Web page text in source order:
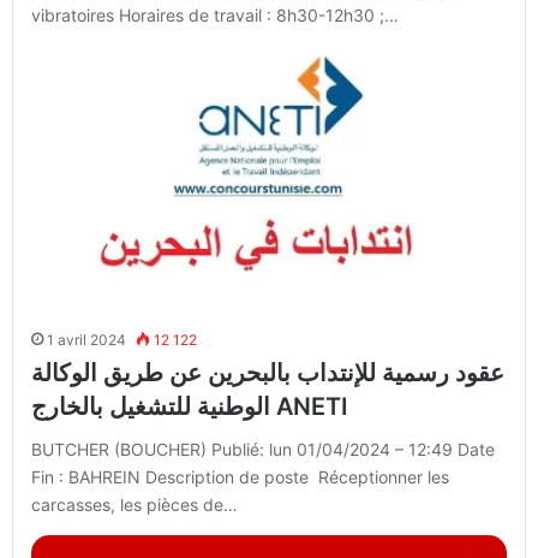
vibratoires Horaires de travail : 8h30-12h30 ;…
1 avril 2024 12 122
عقود رسمية للإنتداب بالبحرين عن طريق الوكالة
الوطنية للتشغيل بالخارج ANETI
BUTCHER (BOUCHER) Publié: lun 01/04/2024 – 12:49 Date
Fin : BAHREIN Description de poste Réceptionner les
carcasses, les pièces de…